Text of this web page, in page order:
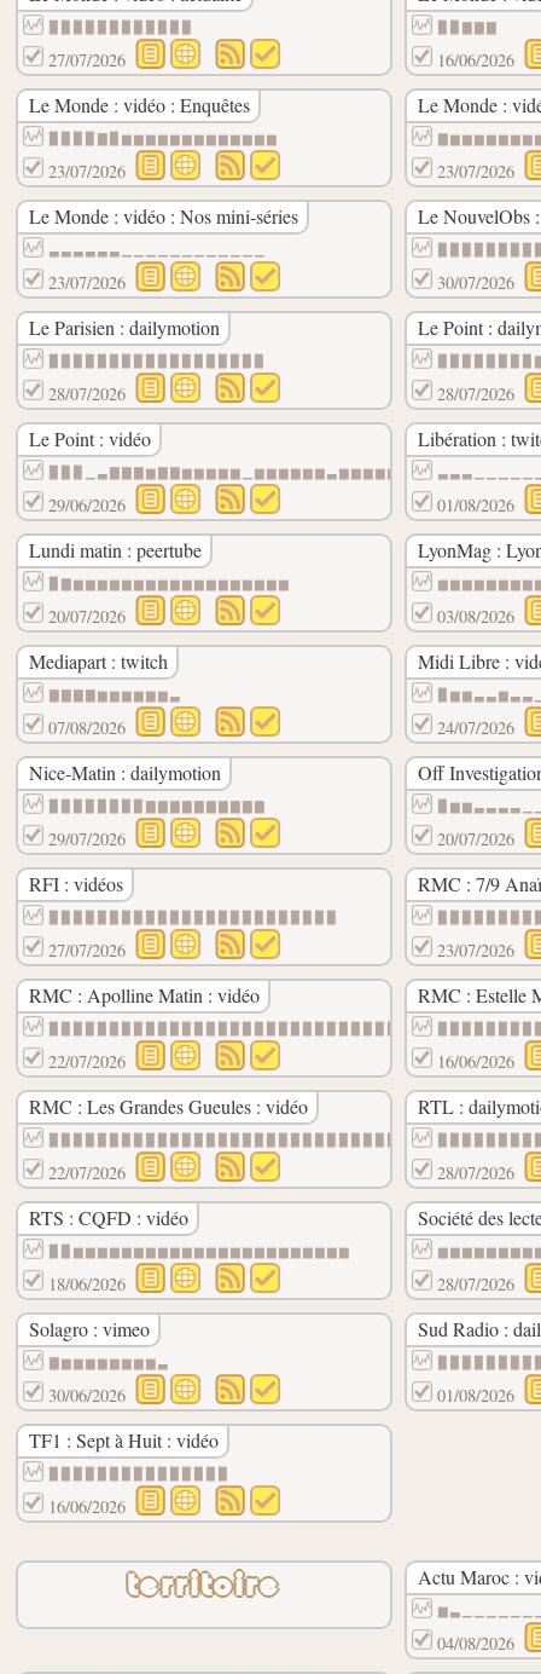
27/07/2026
▉▉▇▇▇
16/06/2026
Le Monde : vidéo : Enquêtes
▉▉▉▉▇▉▆▆▆▆▆▆▆▆▆▆▆▆▆
23/07/2026
Le Monde :
23/07/2026
Le Monde : vidéo : Nos mini-séries
▃▃▃▃▃▃▁▁▁▁▁▁▁▁▁▁▁▁
23/07/2026
Le NouvelObs
30/07/2026
Le Parisien : dailymotion
28/07/2026
Le Point :
28/07/2026
Le Point : vidéo
29/06/2026
Libération :
01/08/2026
Lundi matin : peertube
▉▇▆▆▆▆▆▆▆▆▆▆▆▆▆▆▆▆▆▆
20/07/2026
LyonMag :
03/08/2026
Mediapart : twitch
▇▇▇▇▆▆▆▆▆▆▃
07/08/2026
Midi Libre :
24/07/2026
Nice-Matin : dailymotion
▉▉▉▉▉▉▉▉▇▇▇▇▇▇▇▇▇▇
29/07/2026
Off
20/07/2026
RFI : vidéos
27/07/2026
RMC : 7/9
23/07/2026
RMC : Apolline Matin : vidéo
22/07/2026
RMC : Estelle
16/06/2026
RMC : Les Grandes Gueules : vidéo
22/07/2026
RTL :
28/07/2026
RTS : CQFD : vidéo
▉▉▆▆▆▆▆▆▆▆▆▆▆▆▆▆▆▆▆▆▆▆▆▆▆
18/06/2026
Société des
28/07/2026
Solagro : vimeo
▇▆▆▆▆▆▆▆▆▃
30/06/2026
Sud Radio :
01/08/2026
TF1 : Sept à Huit : vidéo
16/06/2026
territoire Actu Maroc :
04/08/2026